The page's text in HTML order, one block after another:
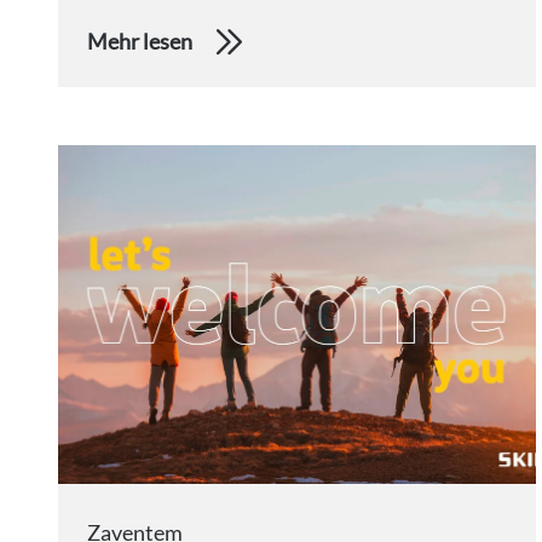
Mehr lesen
Zaventem